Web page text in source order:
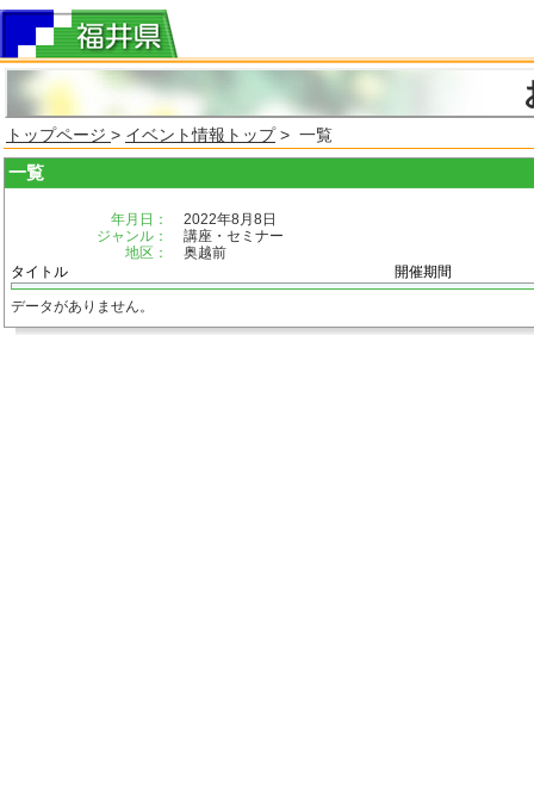
トップページ > イベント情報トップ> 一覧
一覧
年月日：
2022年8月8日
ジャンル：
講座・セミナー
地区：
奥越前
タイトル
開催期間
データがありません。